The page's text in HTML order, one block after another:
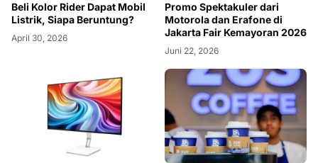
Beli Kolor Rider Dapat Mobil
Listrik, Siapa Beruntung?
April 30, 2026
Promo Spektakuler dari
Motorola dan Erafone di
Jakarta Fair Kemayoran 2026
Juni 22, 2026